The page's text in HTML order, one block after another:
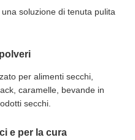
soluzione di tenuta pulita
per alimenti secchi,
caramelle, bevande in
secchi.
e per la cura